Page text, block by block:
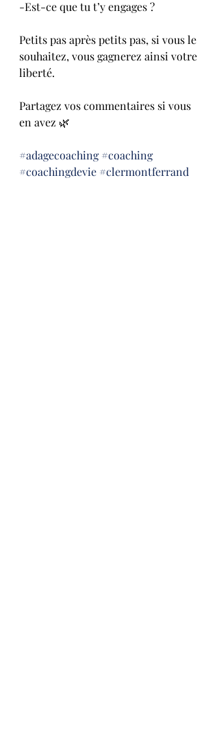
-Est-ce que tu t’y engages ?
Petits pas après petits pas, si vous le
souhaitez, vous gagnerez ainsi votre
liberté.
Partagez vos commentaires si vous
en avez 🌿
#adagecoaching #coaching
#coachingdevie #clermontferrand